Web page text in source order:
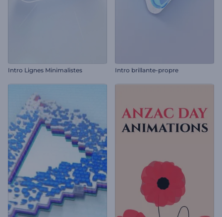
Intro Lignes Minimalistes Intro brillante-propre